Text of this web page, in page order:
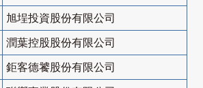
旭埕投資股份有限公司
潤葉控股股份有限公司
鉅客德饕股份有限公司